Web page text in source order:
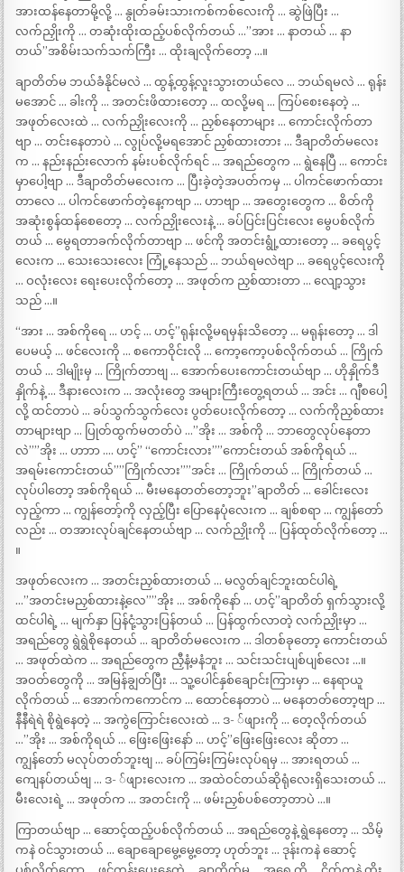
အားထန်နေတာမို့လို့ … နွုတ်ခမ်းသားကစ်ကစ်လေးကို … ဆွဲဖြဲပြီး …
လက်ညှိုးကို … တဆုံးထိုးထည့်ပစ်လိုက်တယ် …”အား … နာတယ် … နာ
တယ်”အစိမ်းသက်သက်ကြီး … ထိုးချလိုက်တော့ …။
ချာတိတ်မ ဘယ်ခံနိုင်မလဲ … ထွန့်ထွန့်လူးသွားတယ်လေ … ဘယ်ရမလဲ … ရုန်း
မအောင် … ခါးကို … အတင်းဖိထားတော့ … ထလို့မရ … ကြပ်စေးနေတဲ့ …
အဖုတ်လေးထဲ … လက်ညှိုးလေးကို … ညှစ်နေတာများ … ကောင်းလိုက်တာ
ဗျာ … တင်းနေတာပဲ … လွုပ်လို့မရအောင် ညှစ်ထားတား … ဒီချာတိတ်မလေး
က … နည်းနည်းလောက် နမ်းပစ်လိုက်ရင် … အရည်တွေက … ရွဲနေပြီ … ကောင်း
မှာပေါ့ဗျာ … ဒီချာတိတ်မလေးက … ပြီးခဲ့တဲ့အပတ်ကမှ … ပါကင်ဖောက်ထား
တာလေ … ပါကင်ဖောက်တဲ့နေ့ကဗျာ … ဟာဗျာ … အတွေးတွေက … စိတ်ကို
အဆုံးစွန်ထန်စေတော့ … လက်ညှိုးလေးနဲ့ … ခပ်ပြင်းပြင်းလေး မွေပစ်လိုက်
တယ် … မွေရတာခက်လိုက်တာဗျာ … ဖင်ကို အတင်းရွုံ့ထားတော့ … ခရေပွင့်
လေးက … သေးသေးလေး ကြုံ့နေသည် … ဘယ်ရမလဲဗျာ … ခရေပွင့်လေးကို
… ဝလုံးလေး ရေးပေးလိုက်တော့ … အဖုတ်က ညှစ်ထားတာ … လျော့သွား
သည် …။
“အား … အစ်ကိုရေ … ဟင့် … ဟင့်”ရုန်းလို့မရမှန်းသိတော့ … မရုန်းတော့ … ဒါ
ပေမယ့် … ဖင်လေးကို … စကောဝိုင်းလို … ကော့ကော့ပစ်လိုက်တယ် … ကြိုက်
တယ် … ဒါမျိုးမှ … ကြိုက်တာဗျ … အောက်ပေးကောင်းတယ်ဗျာ … ဟိုနှိုက်ဒီ
နှိုက်နဲ့ … ဒီနားလေးက … အလုံးတွေ အများကြီးတွေ့ရတယ် … အင်း … ဂျီစပေါ့
လို့ ထင်တာပဲ … ခပ်သွက်သွက်လေး ပွတ်ပေးလိုက်တော့ … လက်ကိုညှစ်ထား
တာများဗျာ … ပြုတ်ထွက်မတတ်ပဲ …”အိုး … အစ်ကို … ဘာတွေလုပ်နေတာ
လဲ””အိုး … ဟာာာ …. ဟင့်” “ကောင်းလား””ကောင်းတယ် အစ်ကိုရယ် …
အရမ်းကောင်းတယ်””ကြိုက်လား””အင်း … ကြိုက်တယ် … ကြိုက်တယ် …
လုပ်ပါတော့ အစ်ကိုရယ် … မီးမနေတတ်တော့ဘူး”ချာတိတ် … ခေါင်းလေး
လှည့်ကာ … ကျွန်တော့်ကို လှည့်ပြီး ပြောနေပုံလေးက … ချစ်စရာ … ကျွန်တော်
လည်း … တအားလုပ်ချင်နေတယ်ဗျာ … လက်ညှိုးကို … ပြန်ထုတ်လိုက်တော့ …
။
အဖုတ်လေးက … အတင်းညှစ်ထားတယ် … မလွတ်ချင်ဘူးထင်ပါရဲ့
…”အတင်းမညှစ်ထားနဲ့လေ””အိုး … အစ်ကိုနော် … ဟင့်”ချာတိတ် ရှက်သွားလို့
ထင်ပါရဲ့ … မျက်နှာ ပြန်ငုံ့သွားပြန်တယ် … ပြန်ထွက်လာတဲ့ လက်ညှိုးမှာ …
အရည်တွေ ရွဲရွဲစိုနေတယ် … ချာတိတ်မလေးက … ဒါတစ်ခုတော့ ကောင်းတယ်
… အဖုတ်ထဲက … အရည်တွေက ညှီနံ့မနံဘူး … သင်းသင်းပျစ်ပျစ်လေး …။
အဝတ်တွေကို … အမြန်ချွတ်ပြီး … သူ့ပေါင်နှစ်ချောင်းကြားမှာ … နေရာယူ
လိုက်တယ် … အောက်ကကောင်က … ထောင်နေတာပဲ … မနေတတ်တော့ဗျာ …
နီနီရဲရဲ စိုရွဲနေတဲ့ … အကွဲကြောင်းလေးထဲ … ဒ- ်ဖျားကို … တေ့လိုက်တယ်
…”အိုး … အစ်ကိုရယ် … ဖြေးဖြေးနော် … ဟင့်”ဖြေးဖြေးလေး ဆိုတာ …
ကျွန်တော် မလုပ်တတ်ဘူးဗျ … ခပ်ကြမ်းကြမ်းလုပ်ရမှ … အားရတယ် …
ကျေနပ်တယ်ဗျ … ဒ- ်ဖျားလေးက … အထဲဝင်တယ်ဆိုရုံလေးရှိသေးတယ် …
မီးလေးရဲ့ … အဖုတ်က … အတင်းကို … ဖမ်းညှစ်ပစ်တော့တာပဲ …။
ကြာတယ်ဗျာ … ဆောင့်ထည့်ပစ်လိုက်တယ် … အရည်တွေနဲ့ ရွဲနေတော့ … သိမ့်
ကနဲ ဝင်သွားတယ် … ချောချောမွေ့မွေ့တော့ ဟုတ်ဘူး … ဒုန်းကနဲ ဆောင့်